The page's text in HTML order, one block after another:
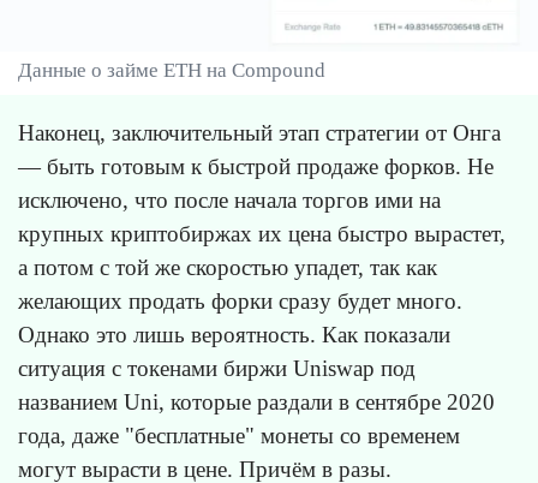
Данные о займе ETH на Compound
Наконец, заключительный этап стратегии от Онга
— быть готовым к быстрой продаже форков. Не
исключено, что после начала торгов ими на
крупных криптобиржах их цена быстро вырастет,
а потом с той же скоростью упадет, так как
желающих продать форки сразу будет много.
Однако это лишь вероятность. Как показали
ситуация с токенами биржи Uniswap под
названием Uni, которые раздали в сентябре 2020
года, даже "бесплатные" монеты со временем
могут вырасти в цене. Причём в разы.